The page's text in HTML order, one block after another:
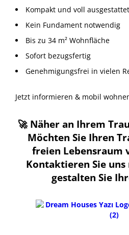
Kompakt und voll ausgestattet
Kein Fundament notwendig
Bis zu 34 m² Wohnfläche
Sofort bezugsfertig
Genehmigungsfrei in vielen
Jetzt informieren & mobil
🚀 Näher an Ihrem
Möchten Sie Ihren
freien Lebensraum
Kontaktieren Sie
gestalten Sie